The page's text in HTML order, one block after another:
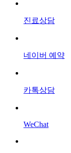
진료상담
네이버 예약
카톡상담
WeChat